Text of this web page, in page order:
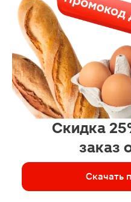
Скидка
заказ
Скачать